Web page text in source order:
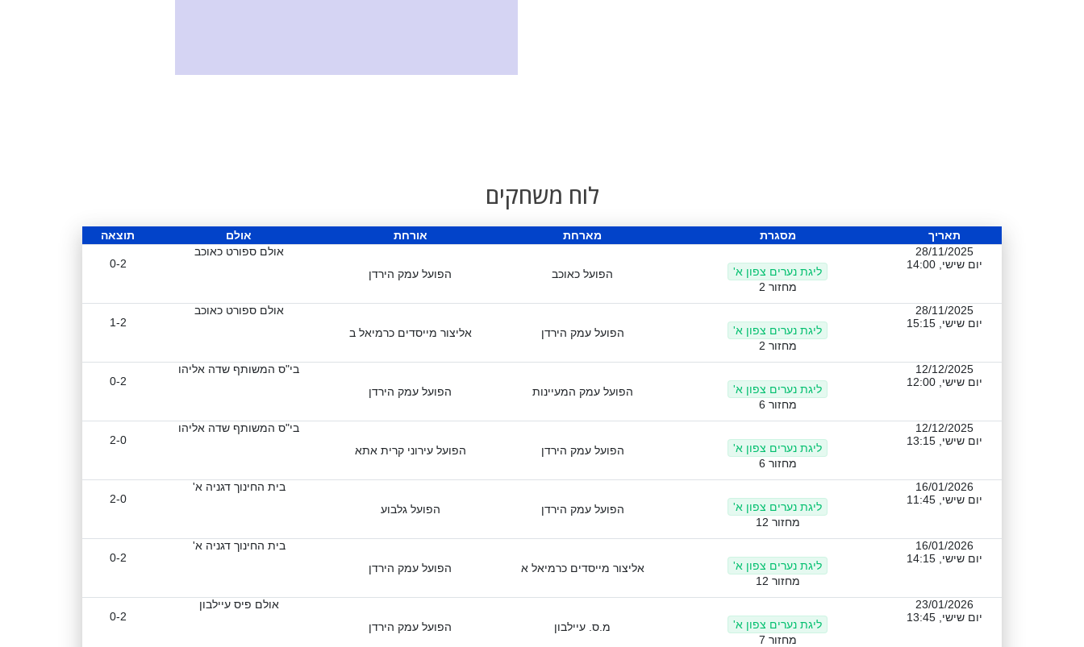
לוח משחקים
תאריך מסגרת מארחת אורחת אולם
תוצאה
28/11/2025
יום שישי, 14:00
ליגת נערים צפון א'
מחזור 2
הפועל כאוכב הפועל עמק הירדן
אולם ספורט כאוכב
0-2
28/11/2025
יום שישי, 15:15
ליגת נערים צפון א'
מחזור 2
הפועל עמק הירדן אליצור מייסדים כרמיאל ב
אולם ספורט כאוכב
1-2
12/12/2025
יום שישי, 12:00
ליגת נערים צפון א'
מחזור 6
הפועל עמק המעיינות הפועל עמק הירדן
בי"ס המשותף שדה אליהו
0-2
12/12/2025
יום שישי, 13:15
ליגת נערים צפון א'
מחזור 6
הפועל עמק הירדן הפועל עירוני קרית אתא
בי"ס המשותף שדה אליהו
2-0
16/01/2026
יום שישי, 11:45
ליגת נערים צפון א'
מחזור 12
הפועל עמק הירדן הפועל גלבוע
בית החינוך דגניה א'
2-0
16/01/2026
יום שישי, 14:15
ליגת נערים צפון א'
מחזור 12
אליצור מייסדים כרמיאל א הפועל עמק הירדן
בית החינוך דגניה א'
0-2
23/01/2026
יום שישי, 13:45
ליגת נערים צפון א'
מחזור 7
מ.ס. עיילבון הפועל עמק הירדן
אולם פיס עיילבון
0-2